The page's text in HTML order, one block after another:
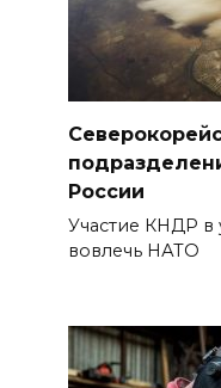
России
Участие КНДР в
вовлечь НАТО